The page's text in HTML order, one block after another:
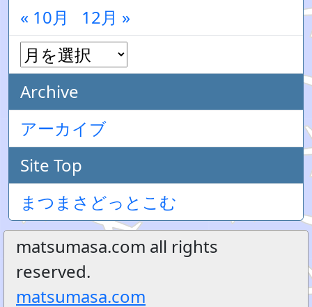
« 10月 12月 »
Archive
アーカイブ
Site Top
まつまさどっとこむ
matsumasa.com all rights
reserved.
matsumasa.com